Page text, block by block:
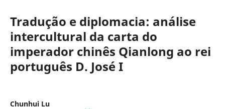
Tradução e diplomacia: análise
intercultural da carta do
imperador chinês Qianlong ao rei
português D. José I
Chunhui Lu